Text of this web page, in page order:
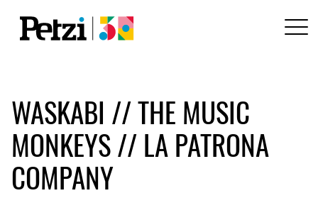
WASKABI // THE MUSIC
MONKEYS // LA PATRONA
COMPANY